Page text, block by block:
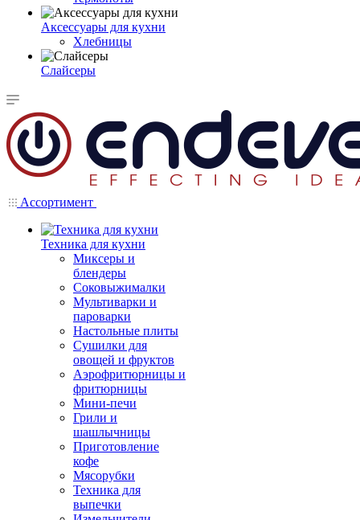
Аксессуары для кухни
Хлебницы
Слайсеры
Ассортимент
Техника для кухни
Миксеры и
блендеры
Соковыжималки
Мультиварки и
пароварки
Настольные плиты
Сушилки для
овощей и фруктов
Аэрофритюрницы и
фритюрницы
Мини-печи
Грили и
шашлычницы
Приготовление
кофе
Мясорубки
Техника для
выпечки